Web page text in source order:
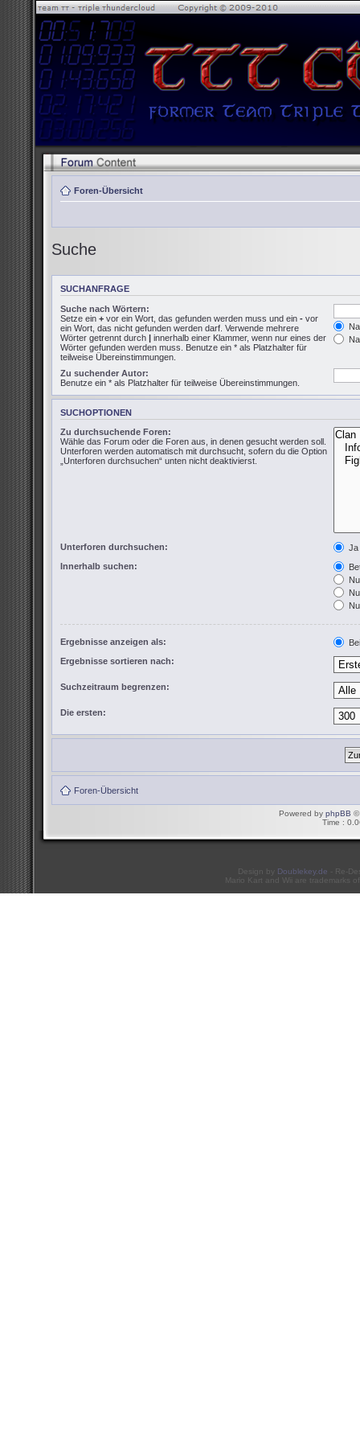
Foren-Übersicht
Suche
SUCHANFRAGE
Suche nach Wörtern:
Setze ein + vor ein Wort, das gefunden werden muss und ein - vor
ein Wort, das nicht gefunden werden darf. Verwende mehrere
Wörter getrennt durch | innerhalb einer Klammer, wenn nur eines der
Wörter gefunden werden muss. Benutze ein * als Platzhalter für
teilweise Übereinstimmungen.
Zu suchender Autor:
Benutze ein * als Platzhalter für teilweise Übereinstimmungen.
SUCHOPTIONEN
Zu durchsuchende Foren:
Wähle das Forum oder die Foren aus, in denen gesucht werden soll.
Unterforen werden automatisch mit durchsucht, sofern du die Option
„Unterforen durchsuchen“ unten nicht deaktivierst.
Unterforen durchsuchen:
Ja
Innerhalb suchen:
Ergebnisse anzeigen als:
Ergebnisse sortieren nach:
Suchzeitraum begrenzen:
Die ersten:
Foren-Übersicht
Powered by phpBB ©
Time :
Design by Doublekey.de - Re-
Mario Kart and Wii are trademarks